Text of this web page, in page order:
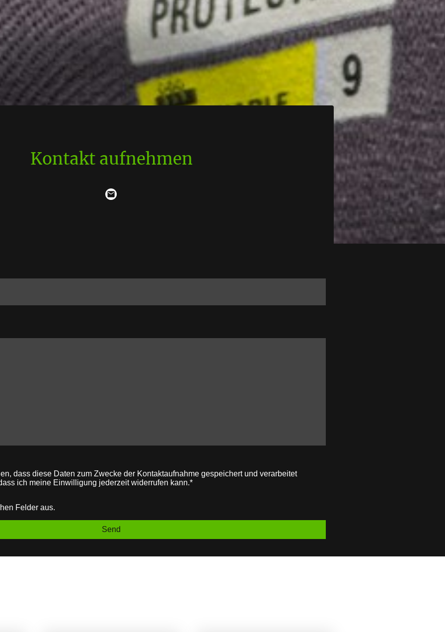
Kontakt aufnehmen
dass diese Daten zum Zwecke der Kontaktaufnahme gespeichert und verarbeitet
ich meine Einwilligung jederzeit widerrufen kann.*
Felder aus.
Send